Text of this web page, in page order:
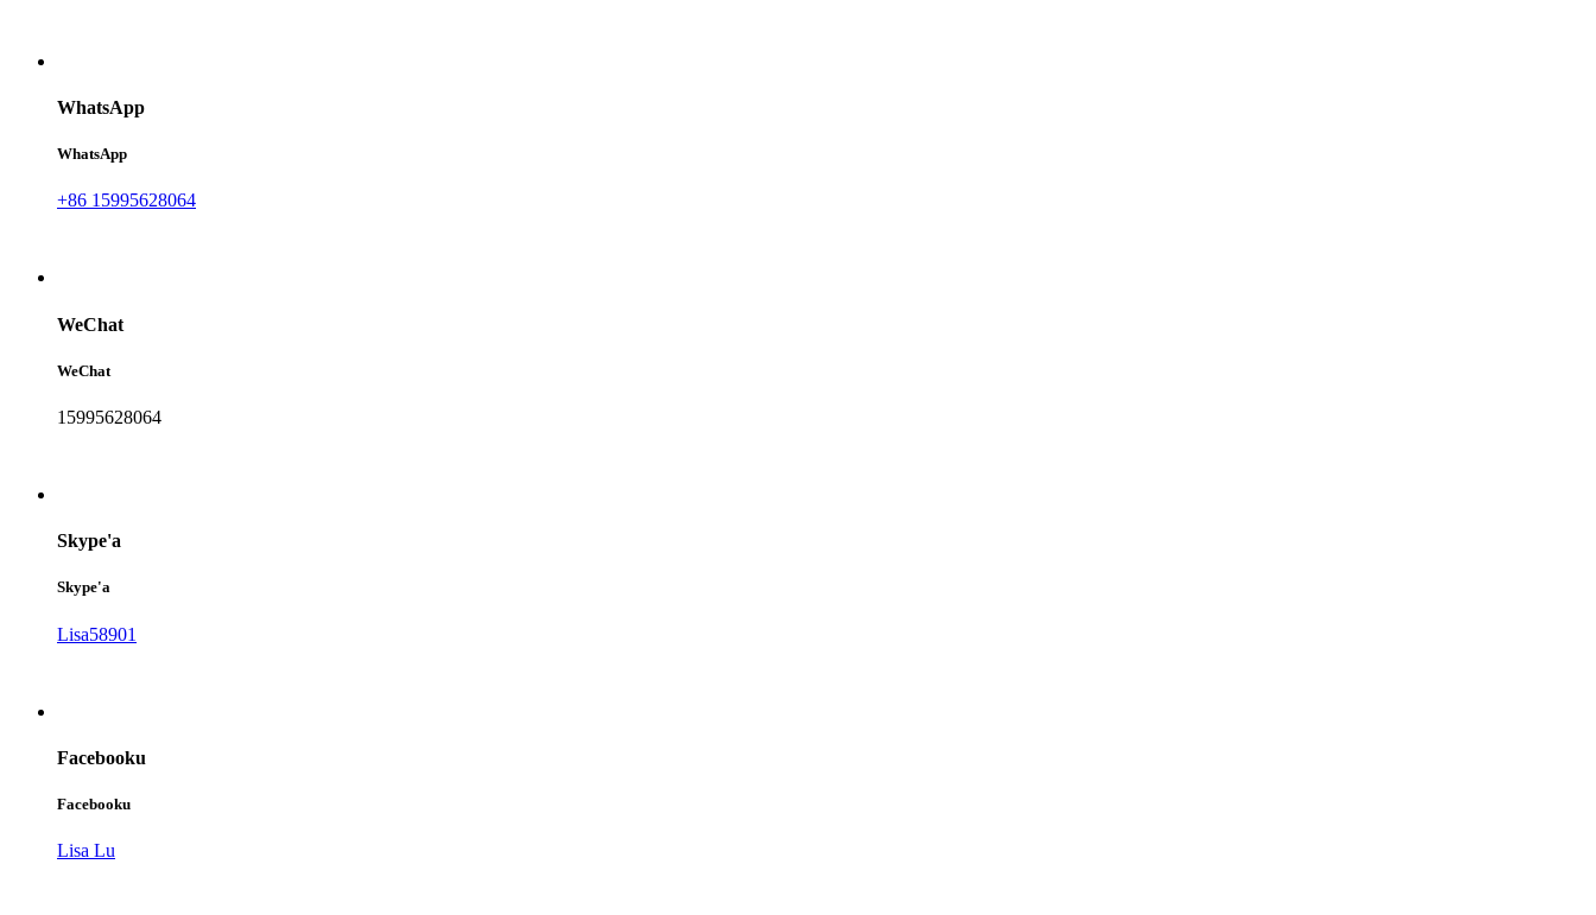
WhatsApp
WhatsApp
+86 15995628064
WeChat
WeChat
15995628064
Skype'a
Skype'a
Lisa58901
Facebooku
Facebooku
Lisa Lu